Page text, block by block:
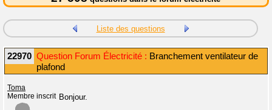
Liste des questions
22970 Question Forum Électricité : Branchement ventilateur de
plafond
Toma
Membre inscrit Bonjour.